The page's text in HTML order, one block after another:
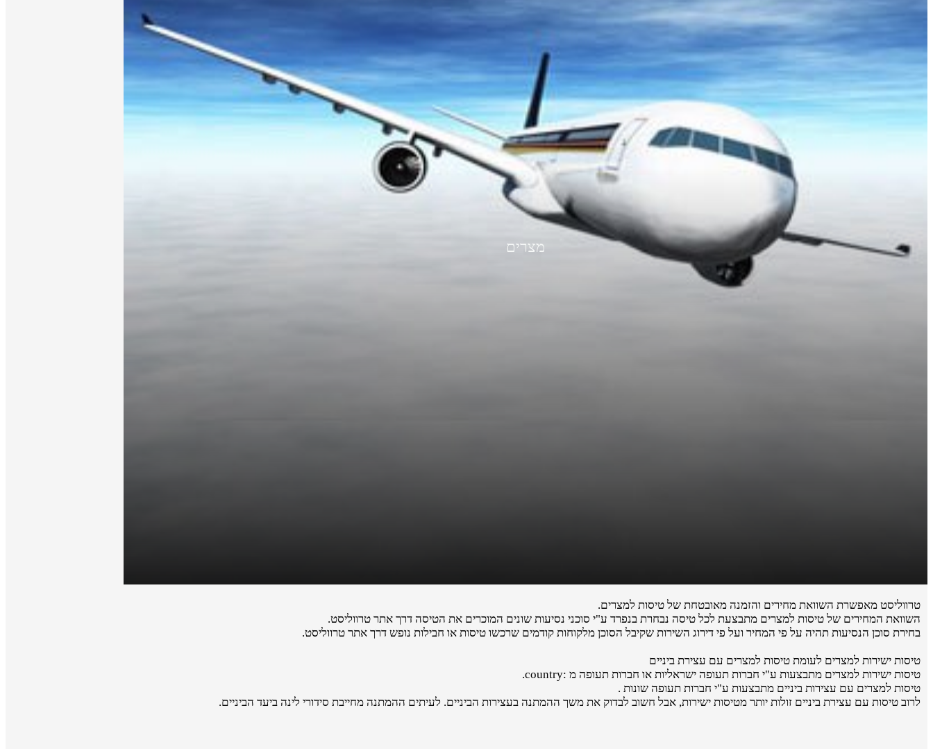
מצרים
טרווליסט מאפשרת השוואת מחירים והזמנה מאובטחת של טיסות למצרים.
השוואת המחירים של טיסות למצרים מתבצעת לכל טיסה נבחרת בנפרד ע"י סוכני נסיעות שונים המוכרים את הטיסה דרך אתר טרווליסט.
בחירת סוכן הנסיעות תהיה על פי המחיר ועל פי דירוג השירות שקיבל הסוכן מלקוחות קודמים שרכשו טיסות או חבילות נופש דרך אתר טרווליסט.
טיסות ישירות למצרים לעומת טיסות למצרים עם עצירת ביניים
טיסות ישירות למצרים מתבצעות ע"י חברות תעופה ישראליות או חברות תעופה מ :country.
טיסות למצרים עם עצירות ביניים מתבצעות ע"י חברות תעופה שונות .
לרוב טיסות עם עצירת ביניים זולות יותר מטיסות ישירות, אבל חשוב לבדוק את משך ההמתנה בעצירות הביניים. לעיתים ההמתנה מחייבת סידורי לינה ביעד הביניים.